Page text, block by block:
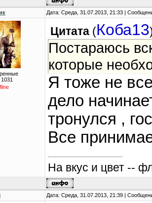
Дата: Среда, 31.07.2013, 21:33 |
1031
Цитата (Коба13
Постараюсь
которые
Я тоже не
дело
тронулся ,
Все
На вкус и цвет --
Дата: Среда, 31.07.2013, 21:39 |